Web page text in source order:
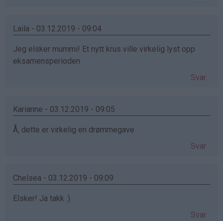
Laila - 03.12.2019 - 09:04
Jeg elsker mummi! Et nytt krus ville virkelig lyst opp
eksamensperioden
Svar
Karianne - 03.12.2019 - 09:05
Å, dette er virkelig en drømmegave
Svar
Chelsea - 03.12.2019 - 09:09
Elsker! Ja takk :)
Svar